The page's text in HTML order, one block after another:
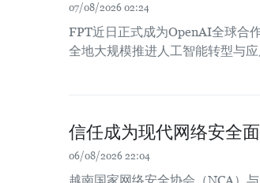
07/08/2026 02:24
FPT近日正式成为OpenAI全球合
全地大规模推进人工智能转型与应
信任成为现代网络安全
06/08/2026 22:04